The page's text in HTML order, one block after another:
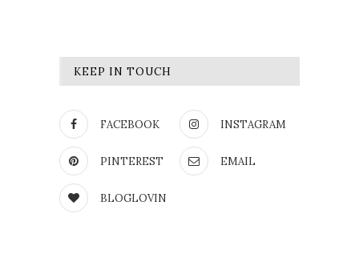
KEEP IN TOUCH
FACEBOOK INSTAGRAM
PINTEREST EMAIL
BLOGLOVIN